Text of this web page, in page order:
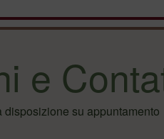
e
disposizione su appuntamento